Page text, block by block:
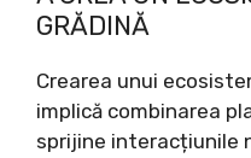
GRĂDINĂ
Crearea unui
implică combinarea
sprijine interacțiunile